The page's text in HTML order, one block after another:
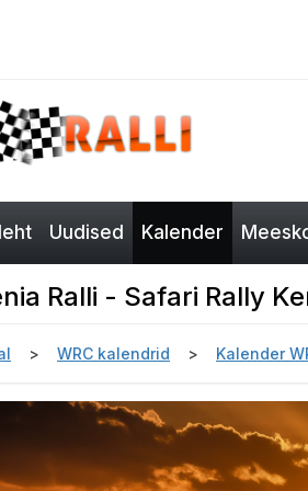
Uudised Kalender
Ralli - Safari Rally
WRC kalendrid Kalender